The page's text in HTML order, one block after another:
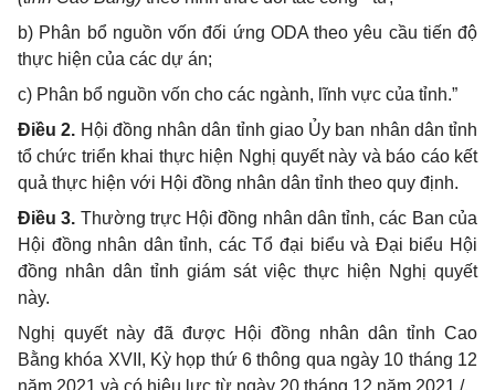
b) Phân bổ nguồn vốn đối ứng ODA theo yêu cầu tiến độ
thực hiện của các dự án;
c) Phân bổ nguồn vốn cho các ngành, lĩnh vực của tỉnh.”
Điều 2. Hội đồng nhân dân tỉnh giao Ủy ban nhân dân tỉnh
tổ chức triển khai thực hiện Nghị quyết này và báo cáo kết
quả thực hiện với Hội đồng nhân dân tỉnh theo quy định.
Điều 3. Thường trực Hội đồng nhân dân tỉnh, các Ban của
Hội đồng nhân dân tỉnh, các Tổ đại biểu và Đại biểu Hội
đồng nhân dân tỉnh giám sát việc thực hiện Nghị quyết
này.
Nghị quyết này đã được Hội đồng nhân dân tỉnh Cao
Bằng khóa XVII, Kỳ họp thứ 6 thông qua ngày 10 tháng 12